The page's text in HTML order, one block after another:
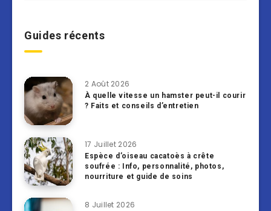
Guides récents
2 Août 2026
À quelle vitesse un hamster peut-il courir
? Faits et conseils d’entretien
17 Juillet 2026
Espèce d’oiseau cacatoès à crête
soufrée : Info, personnalité, photos,
nourriture et guide de soins
8 Juillet 2026